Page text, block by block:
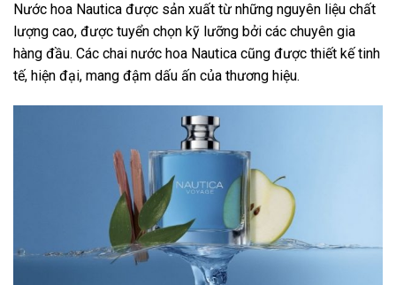
Nước hoa Nautica được sản xuất từ những nguyên liệu chất
lượng cao, được tuyển chọn kỹ lưỡng bởi các chuyên gia
hàng đầu. Các chai nước hoa Nautica cũng được thiết kế tinh
tế, hiện đại, mang đậm dấu ấn của thương hiệu.